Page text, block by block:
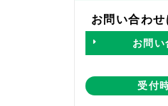
お問い合わ
お問い
受付